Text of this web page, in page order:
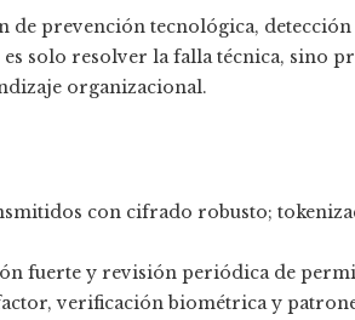
de prevención tecnológica,
solo resolver la falla técnica, sino
organizacional.
con cifrado robusto;
fuerte y revisión periódica de
verificación biométrica y